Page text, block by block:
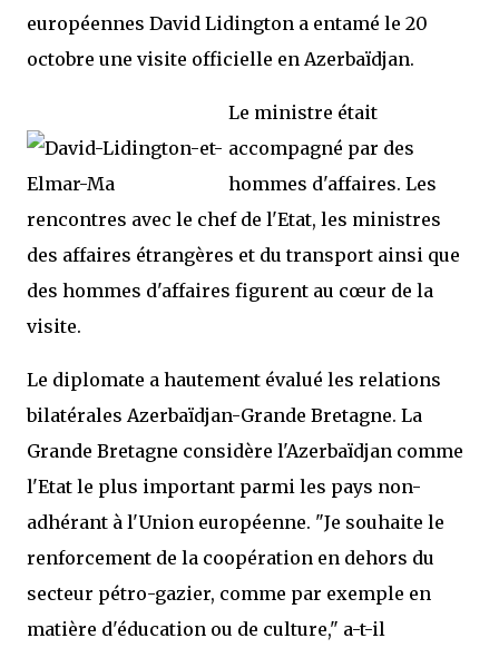
européennes David Lidington a entamé le 20
octobre une visite officielle en Azerbaïdjan.
Le ministre était
accompagné par des
hommes d'affaires. Les
rencontres avec le chef de l'Etat, les ministres
des affaires étrangères et du transport ainsi que
des hommes d'affaires figurent au cœur de la
visite.
Le diplomate a hautement évalué les relations
bilatérales Azerbaïdjan-Grande Bretagne. La
Grande Bretagne considère l'Azerbaïdjan comme
l'Etat le plus important parmi les pays non-
adhérant à l'Union européenne. "Je souhaite le
renforcement de la coopération en dehors du
secteur pétro-gazier, comme par exemple en
matière d'éducation ou de culture," a-t-il